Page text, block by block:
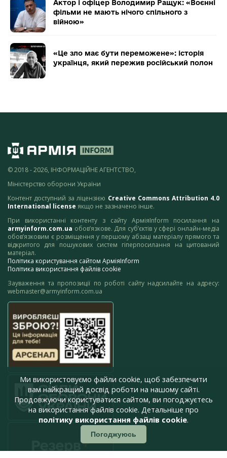
Актор і офіцер Володимир Ращук: «Воєнні
фільми не мають нічого спільного з
війною»
«Це зло має бути переможене»: історія
українця, який пережив російський полон
© 2018 - 2026, ІНФОРМАЦІЙНЕ АГЕНТСТВО,
Міністерство оборони України
Контент доступний за ліцензією Creative Commons Attribution 4.0
International license якщо не зазначено інше.
При використанні контенту з сайту АрміяInform посилання на
armyinform.com.ua обов’язкове. Для суб’єктів у сфері онлайн-медіа
обов’язковим є розміщення у першому абзаці матеріалу прямого та
відкритого для пошукових систем гіперпосилання на цитований
матеріал.
Політика користування сайтом АрміяInform
Політика використання файлів cookie
Зауваження та пропозиції по роботі сайту надсилайте на адресу:
webmaster@armyinform.com.ua
Ми використовуємо файли cookie, щоб забезпечити
вам найкращий досвід роботи на нашому сайті.
Продовжуючи користуватися сайтом, ви погоджуєтесь
на використання файлів cookie. Детальніше про
політику використання файлів cookie.
Погоджуюсь